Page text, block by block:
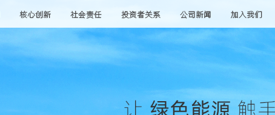
核心创新 社会责任 投资者关系 公司新闻 加入我们